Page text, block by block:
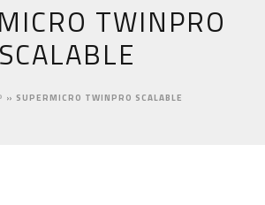
TWINPRO
SCALABLE
» SUPERMICRO TWINPRO SCALABLE